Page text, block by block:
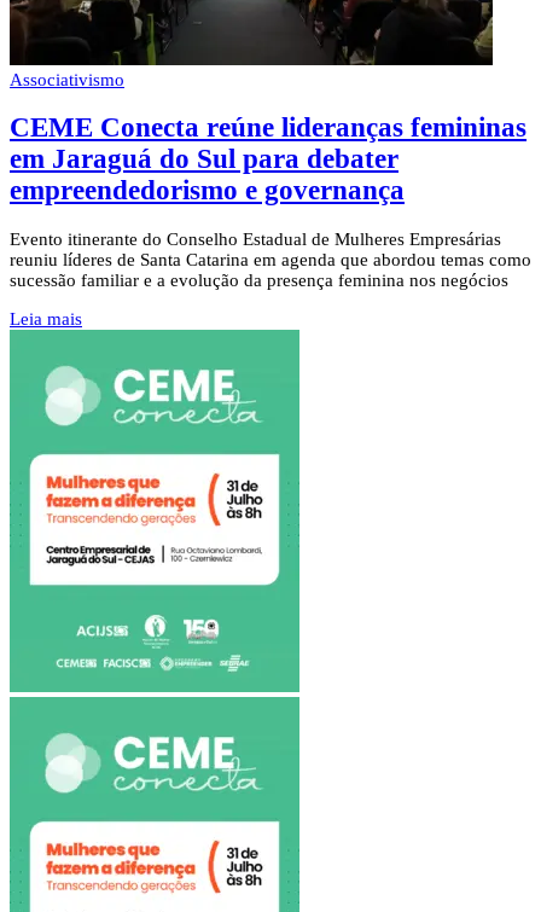
Associativismo
CEME Conecta reúne lideranças femininas
em Jaraguá do Sul para debater
empreendedorismo e governança
Evento itinerante do Conselho Estadual de Mulheres Empresárias
reuniu líderes de Santa Catarina em agenda que abordou temas como
sucessão familiar e a evolução da presença feminina nos negócios
Leia mais